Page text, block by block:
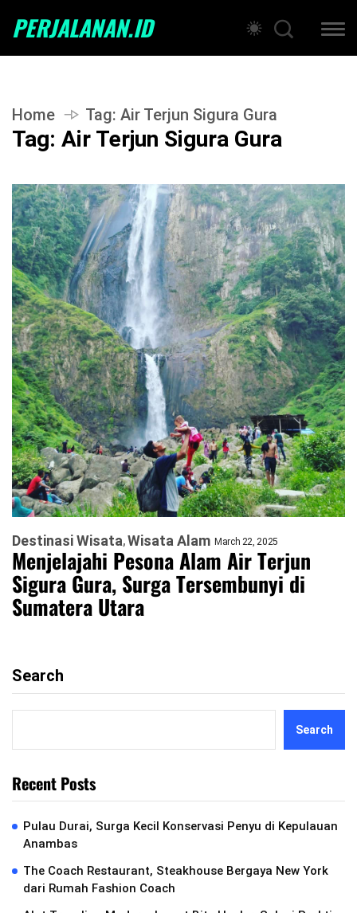
PERJALANAN.ID
Home Tag: Air Terjun Sigura Gura
Tag: Air Terjun Sigura Gura
Destinasi Wisata Wisata Alam March 22, 2025
Menjelajahi Pesona Alam Air Terjun
Sigura Gura, Surga Tersembunyi di
Sumatera Utara
Search
Search
Recent Posts
Pulau Durai, Surga Kecil Konservasi Penyu di Kepulauan
Anambas
The Coach Restaurant, Steakhouse Bergaya New York
dari Rumah Fashion Coach